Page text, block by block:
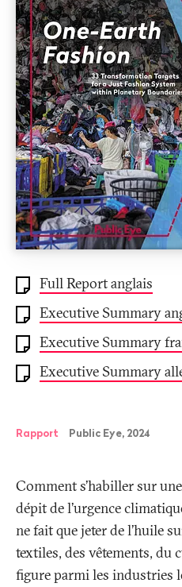
Full Report anglais
Executive Summary
Executive Summary
Executive Summary
Rapport Public Eye, 2024
Comment s’habiller sur
dépit de l’urgence
ne fait que jeter de l’huile
textiles, des vêtements, du
figure parmi les industries